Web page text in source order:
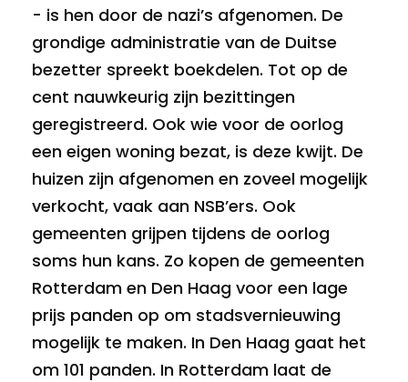
- is hen door de nazi’s afgenomen. De
grondige administratie van de Duitse
bezetter spreekt boekdelen. Tot op de
cent nauwkeurig zijn bezittingen
geregistreerd. Ook wie voor de oorlog
een eigen woning bezat, is deze kwijt. De
huizen zijn afgenomen en zoveel mogelijk
verkocht, vaak aan NSB’ers. Ook
gemeenten grijpen tijdens de oorlog
soms hun kans. Zo kopen de gemeenten
Rotterdam en Den Haag voor een lage
prijs panden op om stadsvernieuwing
mogelijk te maken. In Den Haag gaat het
om 101 panden. In Rotterdam laat de